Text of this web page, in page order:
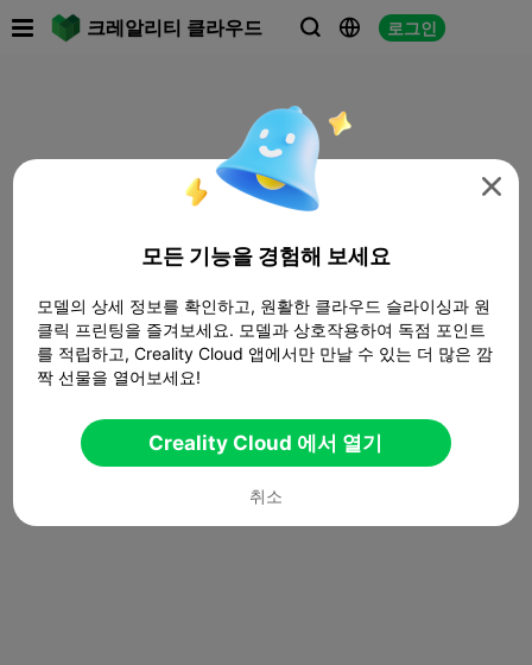
크레알리티 클라우드   로그인

모든 기능을 경험해 보세요
모델의 상세 정보를 확인하고, 원활한 클라우드 슬라이싱과 원
클릭 프린팅을 즐겨보세요. 모델과 상호작용하여 독점 포인트
를 적립하고, Creality Cloud 앱에서만 만날 수 있는 더 많은 깜
짝 선물을 열어보세요!
Creality Cloud 에서 열기
취소